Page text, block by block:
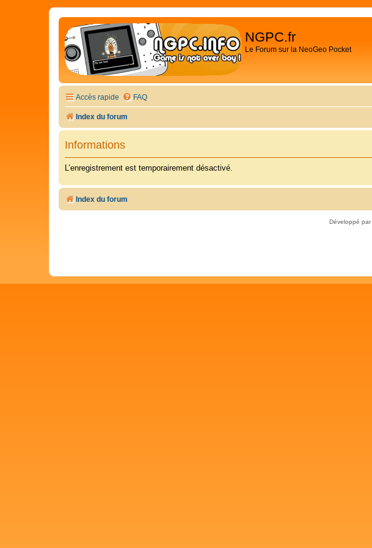
NGPC.fr
Le Forum sur la NeoGeo Pocket
Accès rapide FAQ
Index du forum
Informations
L’enregistrement est temporairement désactivé.
Index du forum
Développé par